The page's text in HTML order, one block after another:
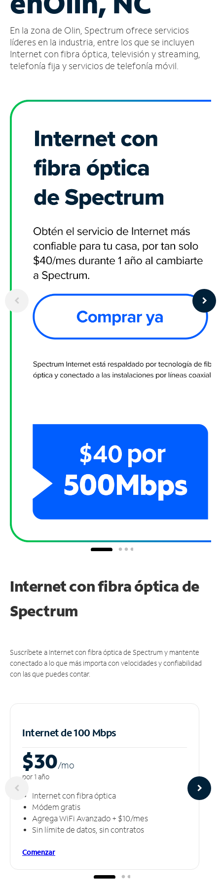
cuenta
Encuentra
una
tienda
En la zona de Olin, Spectrum ofrece servicios
líderes en la industria, entre los que se incluyen
Internet con fibra óptica, televisión y streaming,
telefonía fija y servicios de telefonía móvil.
Internet con fibra óptica de
Spectrum
Suscríbete a Internet con fibra óptica de Spectrum y mantente
conectado a lo que más importa con velocidades y confiabilidad
con las que puedes contar.
Internet de 100 Mbps
$30/mo
por 1 año
Internet con fibra óptica
Módem gratis
Agrega WiFi Avanzado + $10/mes
Sin límite de datos, sin contratos
Comenzar